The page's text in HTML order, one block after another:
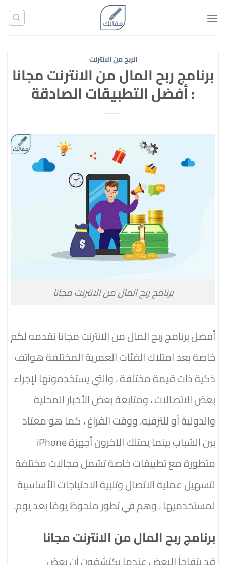
للمحتوى
الربح من الانترنت
برنامج ربح المال من الانترنت مجانا
: أفضل التطبيقات الصادقة
برنامج ربح المال من الانترنت مجانا
أفضلبرنامج ربح المال من الانترنت مجانانقدمه لكم
خاصة بعد امتلاك الفئات العمرية المختلفة هواتف
ذكية ذات قيمة مختلفة ، والتي يستخدمونها لإجراء
بعض الاتصالات ، ومتابعة بعض الأخبار المحلية
والدولية أو للترفيه. ووقت الفراغ ، كما هو معتاد
بين الشباب بينما يمتلك الآخرون أجهزة iPhone
متطورة مع تطبيقات خاصة تشمل مجالات مختلفة
لتسهيل عملية الاتصال وتلبية الاحتياجات الأساسية
لمستخدميها ، وهم في تطور ملحوظ يومًا بعد يوم.
برنامج ربح المال من الانترنت مجانا